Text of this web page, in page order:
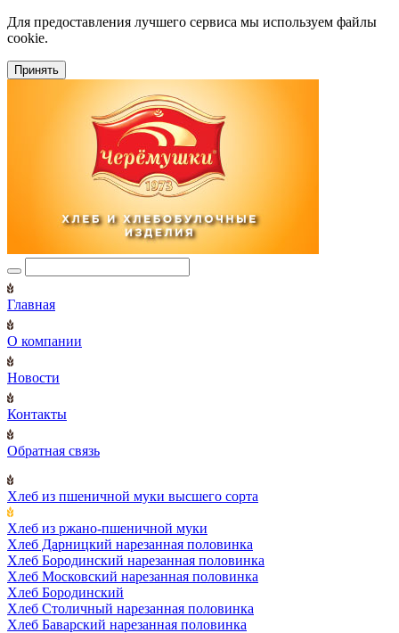
Для предоставления лучшего сервиса мы используем файлы
cookie.
Принять
Главная
О компании
Новости
Контакты
Обратная связь
Хлеб из пшеничной муки высшего сорта
Хлеб из ржано-пшеничной муки
Хлеб Дарницкий нарезанная половинка
Хлеб Бородинский нарезанная половинка
Хлеб Московский нарезанная половинка
Хлеб Бородинский
Хлеб Столичный нарезанная половинка
Хлеб Баварский нарезанная половинка